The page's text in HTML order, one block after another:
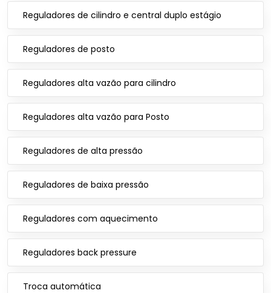
Reguladores de cilindro e central duplo estágio
Reguladores de posto
Reguladores alta vazão para cilindro
Reguladores alta vazão para Posto
Reguladores de alta pressão
Reguladores de baixa pressão
Reguladores com aquecimento
Reguladores back pressure
Troca automática